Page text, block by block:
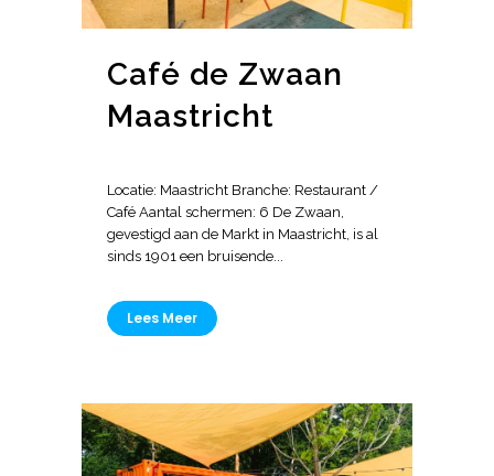
Café de Zwaan
Maastricht
Locatie: Maastricht Branche: Restaurant /
Café Aantal schermen: 6 De Zwaan,
gevestigd aan de Markt in Maastricht, is al
sinds 1901 een bruisende...
Lees Meer